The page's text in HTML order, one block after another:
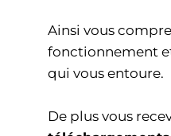
Ainsi vous
fonctionnement
qui vous entoure.
De plus vous